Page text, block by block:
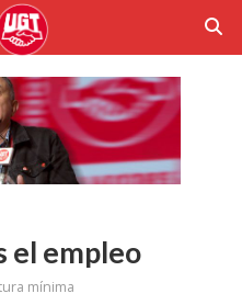
el empleo
mínima